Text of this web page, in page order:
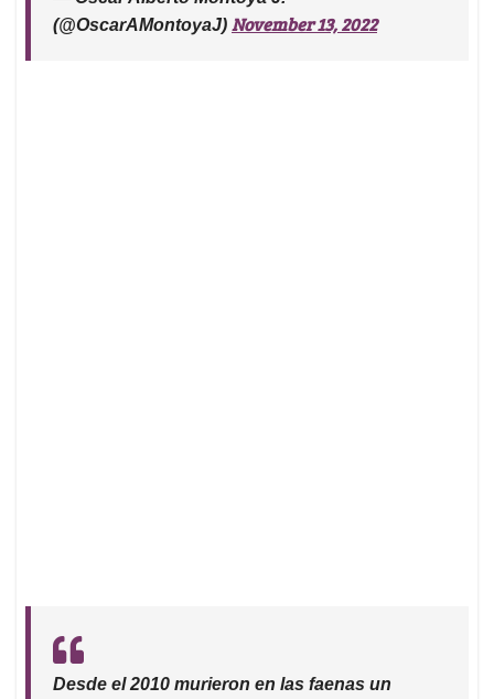
(@OscarAMontoyaJ) November 13, 2022
Desde el 2010 murieron en las faenas un